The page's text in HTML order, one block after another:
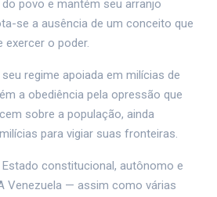
povo e mantém seu arranjo
se a ausência de um conceito que
o poder.
regime apoiada em milícias de
a obediência pela opressão que
sobre a população, ainda
para vigiar suas fronteiras.
constitucional, autônomo e
Venezuela — assim como várias